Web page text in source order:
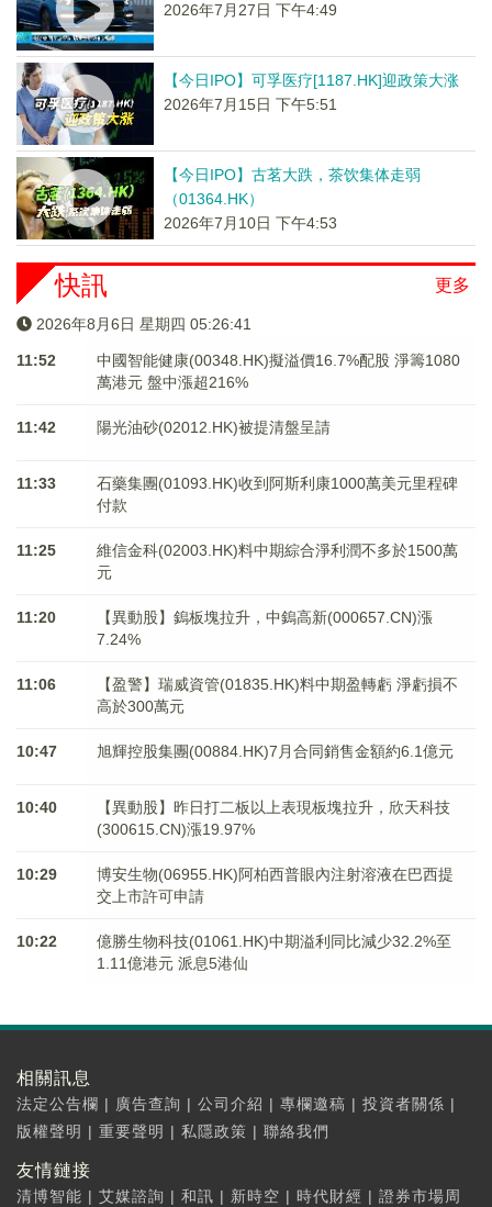
2026年7月27日 下午4:49
【今日IPO】可孚医疗[1187.HK]迎政策大涨
2026年7月15日 下午5:51
【今日IPO】古茗大跌，茶饮集体走弱
（01364.HK）
2026年7月10日 下午4:53
更多
快訊
2026年8月6日 星期四 05:26:41
11:52
中國智能健康(00348.HK)擬溢價16.7%配股 淨籌1080
萬港元 ​​​​​​​盤中漲超216%
11:42 陽光油砂(02012.HK)被提清盤呈請
11:33
石藥集團(01093.HK)收到阿斯利康1000萬美元里程碑
付款
11:25
維信金科(02003.HK)料中期綜合淨利潤不多於1500萬
元
11:20
【異動股】鎢板塊拉升，中鎢高新(000657.CN)漲
7.24%
11:06
【盈警】瑞威資管(01835.HK)料中期盈轉虧 淨虧損不
高於300萬元
10:47 旭輝控股集團(00884.HK)7月合同銷售金額約6.1億元
10:40
【異動股】昨日打二板以上表現板塊拉升，欣天科技
(300615.CN)漲19.97%
10:29
博安生物(06955.HK)阿柏西普眼內注射溶液在巴西提
交上市許可申請
10:22
億勝生物科技(01061.HK)中期溢利同比減少32.2%至
1.11億港元 派息5港仙
相關訊息
法定公告欄 | 廣告查詢 | 公司介紹 | 專欄邀稿 | 投資者關係 |
版權聲明 | 重要聲明 | 私隱政策 | 聯絡我們
友情鏈接
清博智能 | 艾媒諮詢 | 和訊 | 新時空 | 時代財經 | 證券市場周